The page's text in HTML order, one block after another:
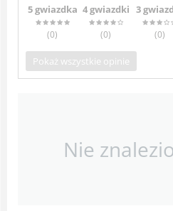
5 gwiazdka
(0)
4 gwiazdki
(0)
3
(0)
Pokaż wszystkie opinie
Nie